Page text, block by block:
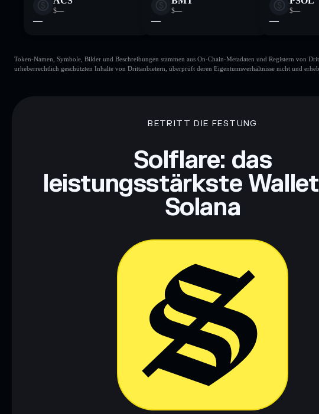
$—
—
$—
—
$—
—
Token-Namen, Symbole, Bilder und Beschreibungen stammen aus On-Chain-Metadaten und Registern von
urheberrechtlich geschützten Inhalte von Drittanbietern, überprüft deren Eigentumsverhältnisse nicht und
BETRITT DIE FESTUNG
Solflare: das
leistungsstärkste
Solana